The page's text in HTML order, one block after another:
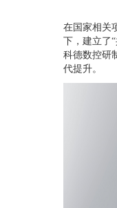
在国家相关
下，建立了
科德数控研
代提升。